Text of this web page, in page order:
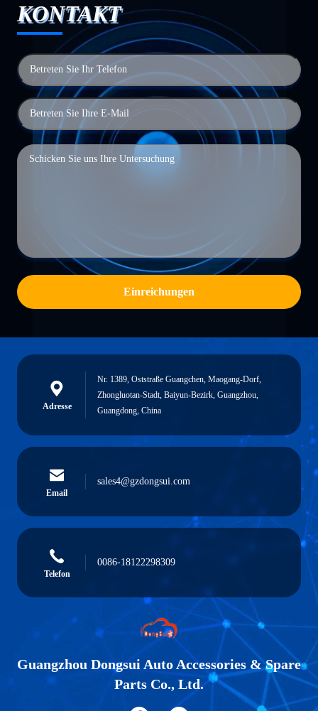
KONTAKT
Einreichungen
Adresse
Nr. 1389, Oststraße Guangchen, Maogang-Dorf,
Zhongluotan-Stadt, Baiyun-Bezirk, Guangzhou,
Guangdong, China
Email
sales4@gzdongsui.com
Telefon
0086-18122298309
Guangzhou Dongsui Auto Accessories & Spare
Parts Co., Ltd.